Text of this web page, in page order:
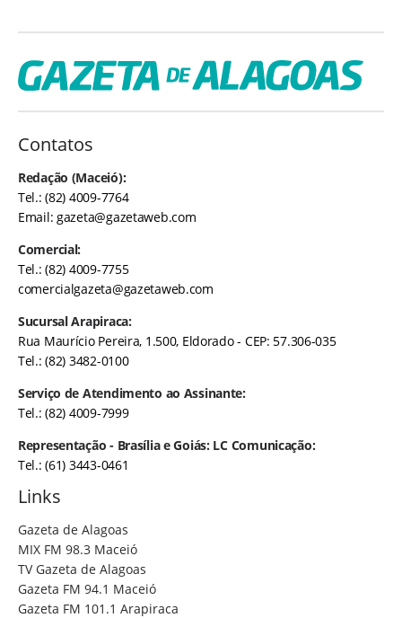
Contatos
Redação (Maceió):
Tel.: (82) 4009-7764
Email:gazeta@gazetaweb.com
Comercial:
Tel.: (82) 4009-7755
comercialgazeta@gazetaweb.com
Sucursal Arapiraca:
Rua Maurício Pereira, 1.500, Eldorado - CEP: 57.306-035
Tel.: (82) 3482-0100
Serviço de Atendimento ao Assinante:
Tel.: (82) 4009-7999
Representação - Brasília e Goiás: LC Comunicação:
Tel.: (61) 3443-0461
Links
Gazeta de Alagoas
MIX FM 98.3 Maceió
TV Gazeta de Alagoas
Gazeta FM 94.1 Maceió
Gazeta FM 101.1 Arapiraca